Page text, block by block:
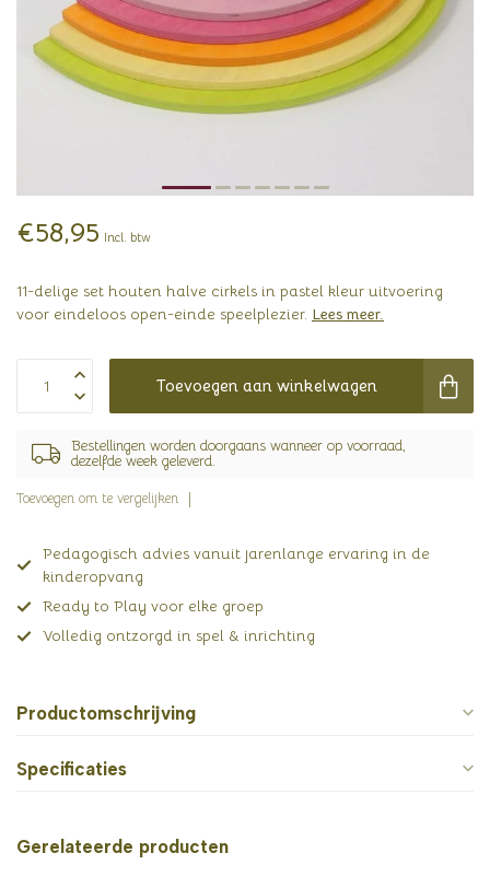
€58,95 Incl. btw
11-delige set houten halve cirkels in pastel kleur uitvoering
voor eindeloos open-einde speelplezier. Lees meer.
Toevoegen aan winkelwagen
Bestellingen worden doorgaans wanneer op voorraad,
dezelfde week geleverd.
Toevoegen om te vergelijken
Pedagogisch advies vanuit jarenlange ervaring in de
kinderopvang
Ready to Play voor elke groep
Volledig ontzorgd in spel & inrichting
Productomschrijving
Specificaties
Gerelateerde producten